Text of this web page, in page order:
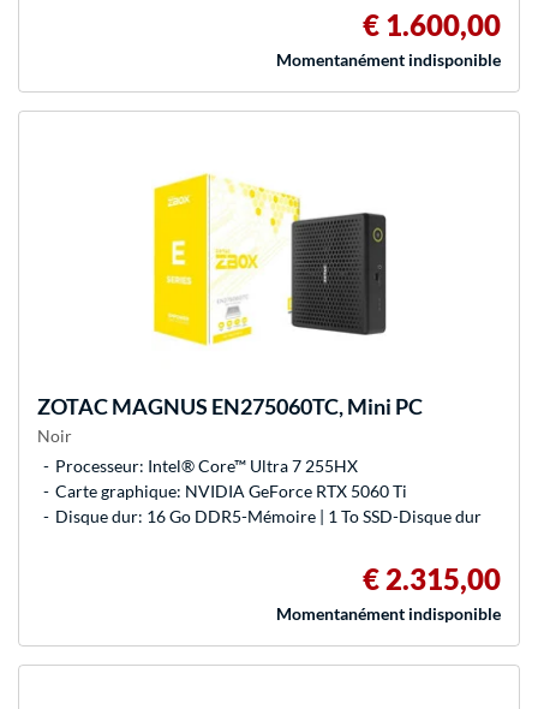
€ 1.600,00
Momentanément indisponible
ZOTACMAGNUS EN275060TC, Mini PC
Noir
Processeur: Intel® Core™ Ultra 7 255HX
Carte graphique: NVIDIA GeForce RTX 5060 Ti
Disque dur: 16 Go DDR5-Mémoire | 1 To SSD-Disque dur
€ 2.315,00
Momentanément indisponible